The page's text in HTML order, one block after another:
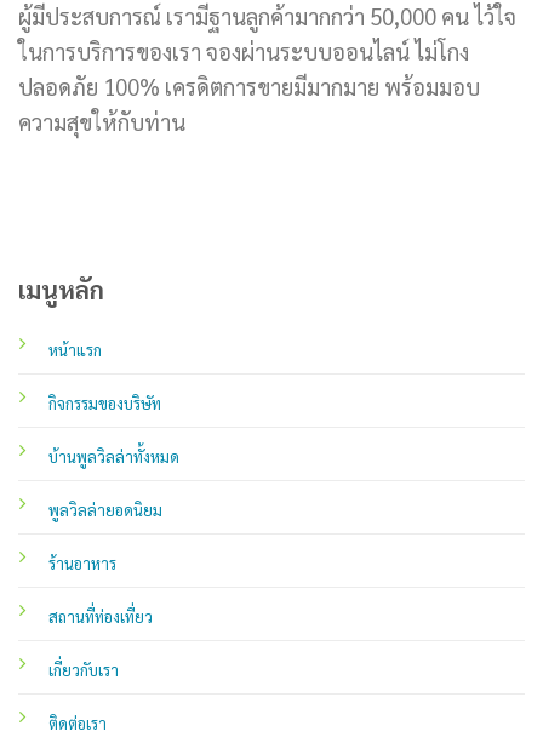
ผู้มีประสบการณ์ เรามีฐานลูกค้ามากกว่า 50,000 คน ไว้ใจ
ในการบริการของเรา จองผ่านระบบออนไลน์ ไม่โกง
ปลอดภัย 100% เครดิตการขายมีมากมาย พร้อมมอบ
ความสุขให้กับท่าน
เมนูหลัก
หน้าแรก
กิจกรรมของบริษัท
บ้านพูลวิลล่าทั้งหมด
พูลวิลล่ายอดนิยม
ร้านอาหาร
สถานที่ท่องเที่ยว
เกี่ยวกับเรา
ติดต่อเรา